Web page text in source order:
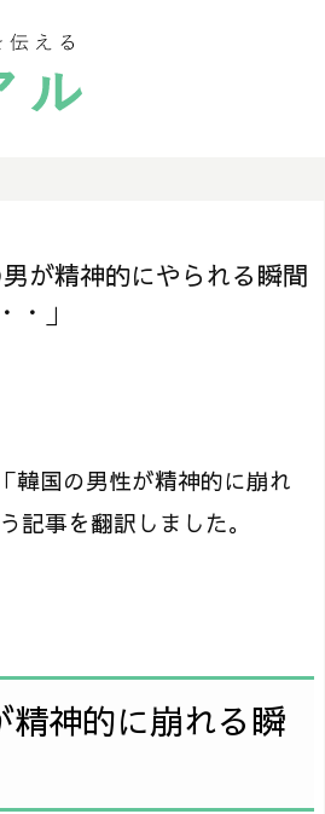
が精神的にやられる瞬間
・」
韓国の男性が精神的に崩れ
記事を翻訳しました。
精神的に崩れる瞬